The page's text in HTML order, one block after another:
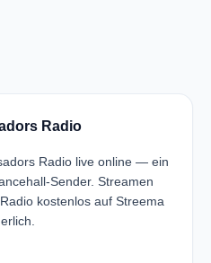
Radio
Radio live online — ein
Sender. Streamen
kostenlos auf Streema